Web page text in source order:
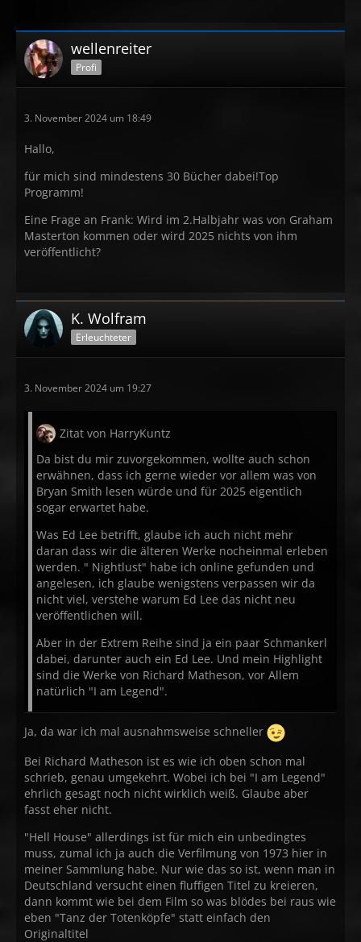
wellenreiter
Profi
3. November 2024 um 18:49
Hallo,
für mich sind mindestens 30 Bücher dabei!Top
Programm!
Eine Frage an Frank: Wird im 2.Halbjahr was von Graham
Masterton kommen oder wird 2025 nichts von ihm
veröffentlicht?
K. Wolfram
Erleuchteter
3. November 2024 um 19:27
Zitat von HarryKuntz
Da bist du mir zuvorgekommen, wollte auch schon
erwähnen, dass ich gerne wieder vor allem was von
Bryan Smith lesen würde und für 2025 eigentlich
sogar erwartet habe.
Was Ed Lee betrifft, glaube ich auch nicht mehr
daran dass wir die älteren Werke nocheinmal erleben
werden. " Nightlust" habe ich online gefunden und
angelesen, ich glaube wenigstens verpassen wir da
nicht viel, verstehe warum Ed Lee das nicht neu
veröffentlichen will.
Aber in der Extrem Reihe sind ja ein paar Schmankerl
dabei, darunter auch ein Ed Lee. Und mein Highlight
sind die Werke von Richard Matheson, vor Allem
natürlich "I am Legend".
Ja, da war ich mal ausnahmsweise schneller
Bei Richard Matheson ist es wie ich oben schon mal
schrieb, genau umgekehrt. Wobei ich bei "I am Legend"
ehrlich gesagt noch nicht wirklich weiß. Glaube aber
fasst eher nicht.
"Hell House" allerdings ist für mich ein unbedingtes
muss, zumal ich ja auch die Verfilmung von 1973 hier in
meiner Sammlung habe. Nur wie das so ist, wenn man in
Deutschland versucht einen fluffigen Titel zu kreieren,
dann kommt wie bei dem Film so was blödes bei raus wie
eben "Tanz der Totenköpfe" statt einfach den
Originaltitel